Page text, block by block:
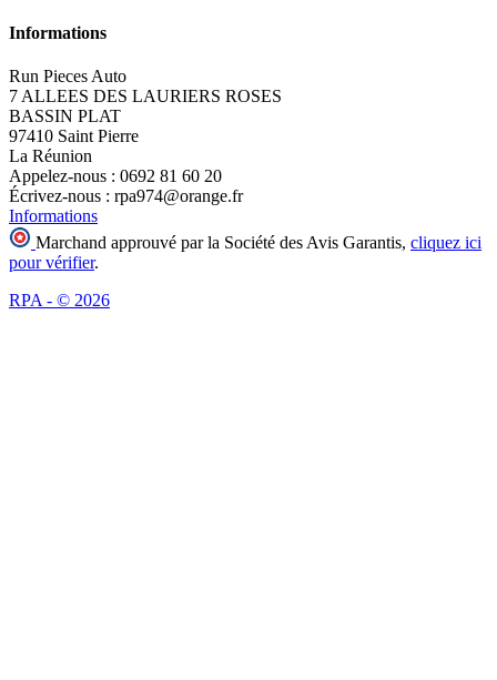
Informations
Run Pieces Auto
7 ALLEES DES LAURIERS ROSES
BASSIN PLAT
97410 Saint Pierre
La Réunion
Appelez-nous : 0692 81 60 20
Écrivez-nous : rpa974@orange.fr
Informations
Marchand approuvé par la Société des Avis Garantis, cliquez ici
pour vérifier.
RPA - © 2026